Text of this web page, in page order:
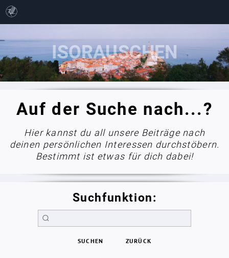
Auf der Suche nach...?
Hier kannst du all unsere Beiträge nach
deinen persönlichen Interessen durchstöbern.
Bestimmt ist etwas für dich dabei!
Suchfunktion:
SUCHEN ZURÜCK